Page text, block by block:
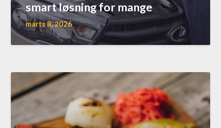
smart løsning for mange
marts 8, 2026